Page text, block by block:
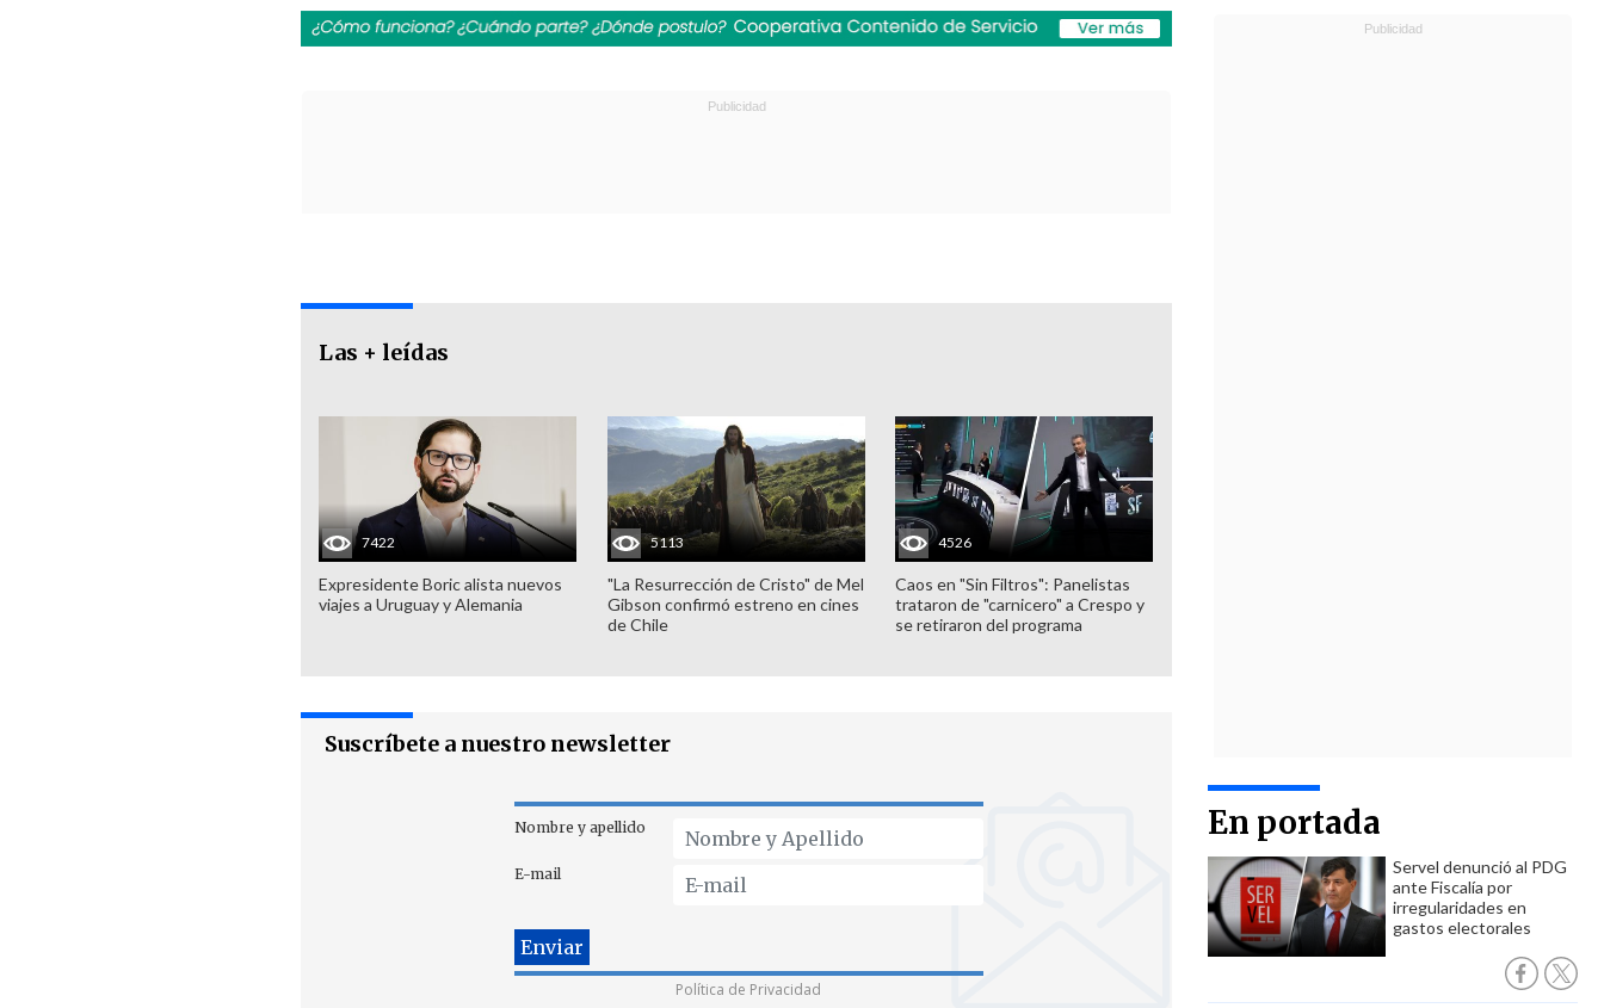
En portada
Servel denunció al PDG
ante Fiscalía por
irregularidades en
gastos electorales
Las + leídas
7422
Expresidente Boric alista nuevos
viajes a Uruguay y Alemania
5113
"La Resurrección de Cristo" de Mel
Gibson confirmó estreno en cines
de Chile
4526
Caos en "Sin Filtros": Panelistas
trataron de "carnicero" a Crespo y
se retiraron del programa
Suscríbete a nuestro newsletter
Nombre y apellido
E-mail
Política de Privacidad